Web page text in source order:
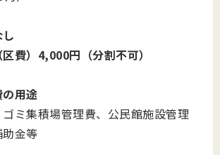
費）4,000円（分割不可）
用途
ミ集積場管理費、公民館施設管理
金等